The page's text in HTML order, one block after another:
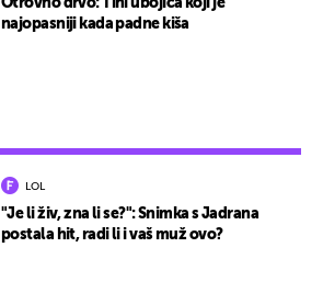
LOL
"Je li živ, zna li se?": Snimka s Jadrana
postala hit, radi li i vaš muž ovo?
najopasniji kada padne kiša